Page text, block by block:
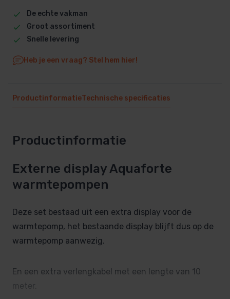
De echte vakman
Groot assortiment
Snelle levering
Heb je een vraag? Stel hem hier!
ProductinformatieTechnische specificaties
Productinformatie
Externe display Aquaforte
warmtepompen
Deze set bestaad uit een extra display voor de
warmtepomp, het bestaande display blijft dus op de
warmtepomp aanwezig.
En een extra verlengkabel met een lengte van 10
meter.